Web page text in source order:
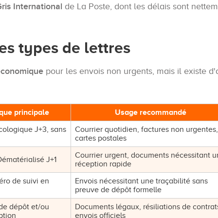
International de La Poste, dont les délais sont
types de lettres
pour les envois non urgents, mais il existe
principale
Usage recommandé
J+3, sans
Courrier quotidien, factures non urgentes,
cartes postales
J+1
Courrier urgent, documents nécessitant
réception rapide
de suivi en
Envois nécessitant une traçabilité sans
preuve de dépôt formelle
dépôt et/ou
Documents légaux, résiliations de
envois officiels